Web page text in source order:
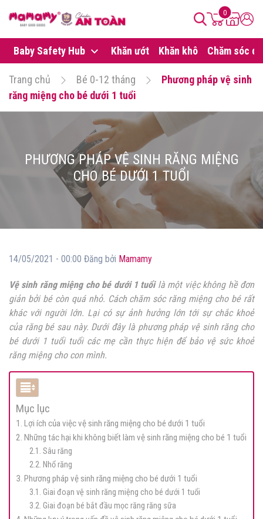
0
Baby Safety Hub Khăn ướt Khăn khô Chăm sóc da
Trang chủ Bé 0-12 tháng
Phương pháp vệ sinh
răng miệng cho bé dưới 1 tuổi
PHƯƠNG PHÁP VỆ SINH RĂNG MIỆNG
CHO BÉ DƯỚI 1 TUỔI
14/05/2021 - 00:00 Đăng bởi Mamamy
Vệ sinh răng miệng cho bé dưới 1 tuổilà một việc không hề đơn
giản bởi bé còn quá nhỏ. Cách chăm sóc răng miệng cho bé rất
khác với người lớn. Lại có sự ảnh hưởng lớn tới sự chắc khoẻ
của răng bé sau này. Dưới đây là phương pháp vệ sinh răng cho
bé dưới 1 tuổi tuổi các mẹ cần thực hiện để bảo vệ sức khoẻ
răng miệng cho con mình.
Mục lục
1. Lợi ích của việc vệ sinh răng miệng cho bé dưới 1 tuổi
2. Những tác hại khi không biết làm vệ sinh răng miệng cho bé 1 tuổi
2.1. Sâu răng
2.2. Nhổ răng
3. Phương pháp vệ sinh răng miệng cho bé dưới 1 tuổi
3.1. Giai đoạn vệ sinh răng miệng cho bé dưới 1 tuổi
3.2. Giai đoạn bé bắt đầu mọc răng răng sữa